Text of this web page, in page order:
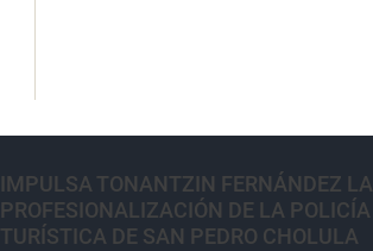
IMPULSA TONANTZIN FERNÁNDEZ LA
PROFESIONALIZACIÓN DE LA POLICÍA
TURÍSTICA DE SAN PEDRO CHOLULA